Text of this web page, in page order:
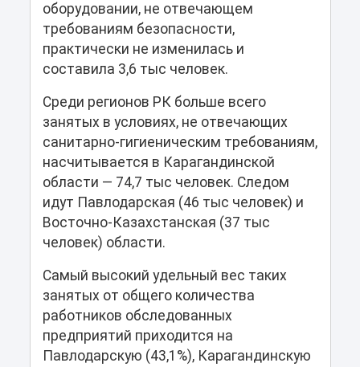
оборудовании, не отвечающем
требованиям безопасности,
практически не изменилась и
составила 3,6 тыс человек.
Среди регионов РК больше всего
занятых в условиях, не отвечающих
санитарно-гигиеническим требованиям,
насчитывается в Карагандинской
области — 74,7 тыс человек. Следом
идут Павлодарская (46 тыс человек) и
Восточно-Казахстанская (37 тыс
человек) области.
Самый высокий удельный вес таких
занятых от общего количества
работников обследованных
предприятий приходится на
Павлодарскую (43,1%), Карагандинскую